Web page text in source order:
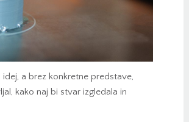
a brez konkretne predstave,
kako naj bi stvar izgledala in